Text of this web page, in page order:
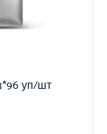
уп/шт